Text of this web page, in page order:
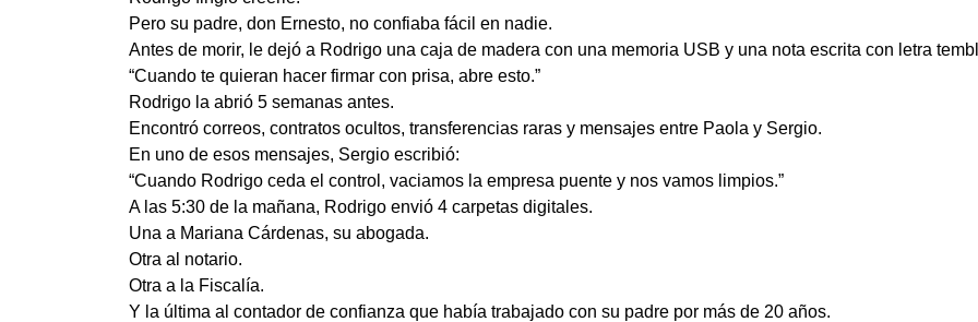
Pero su padre, don Ernesto, no confiaba fácil en nadie.
Antes de morir, le dejó a Rodrigo una caja de madera con una memoria USB y una nota escrita con letra
“Cuando te quieran hacer firmar con prisa, abre esto.”
Rodrigo la abrió 5 semanas antes.
Encontró correos, contratos ocultos, transferencias raras y mensajes entre Paola y Sergio.
En uno de esos mensajes, Sergio escribió:
“Cuando Rodrigo ceda el control, vaciamos la empresa puente y nos vamos limpios.”
A las 5:30 de la mañana, Rodrigo envió 4 carpetas digitales.
Una a Mariana Cárdenas, su abogada.
Otra al notario.
Otra a la Fiscalía.
Y la última al contador de confianza que había trabajado con su padre por más de 20 años.